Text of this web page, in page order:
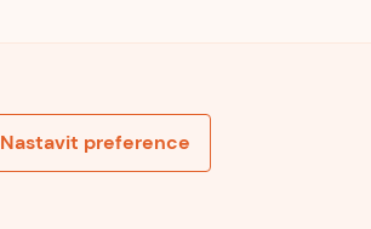
Nastavit preference